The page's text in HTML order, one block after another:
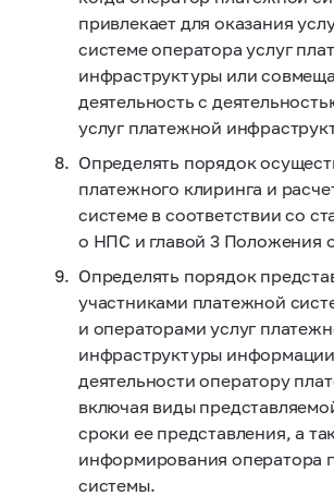
привлекает для оказания
системе оператора услуг
инфраструктуры или
деятельность с
услуг платежной
Определять порядок
платежного клиринга и
системе в соответствии со
о НПС и главой 3 Положения
Определять порядок
участниками платежной
и операторами услуг
инфраструктуры
деятельности оператору
включая виды
сроки ее представления, а
информирования оператора
системы.